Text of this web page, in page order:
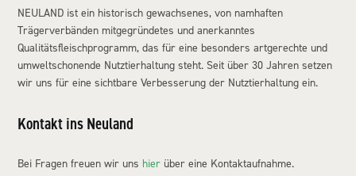
NEULAND ist ein historisch gewachsenes, von namhaften
Trägerverbänden mitgegründetes und anerkanntes
Qualitätsfleischprogramm, das für eine besonders artgerechte und
umweltschonende Nutztierhaltung steht. Seit über 30 Jahren setzen
wir uns für eine sichtbare Verbesserung der Nutztierhaltung ein.
Kontakt ins Neuland
Bei Fragen freuen wir uns hier über eine Kontaktaufnahme.